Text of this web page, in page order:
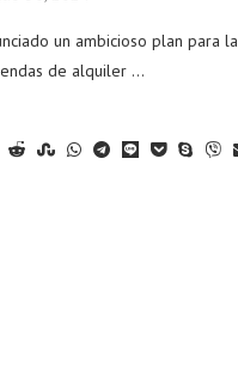
un ambicioso plan para la
de alquiler …
Tether $ 0.999097